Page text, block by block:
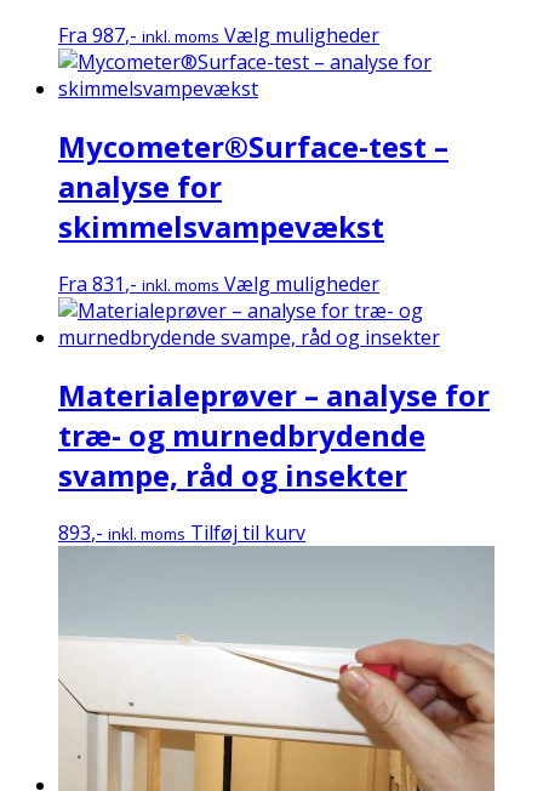
Fra 987,- inkl. moms Vælg mulighederDette
vare
varianter.
Mulighederne
vælges
på
varesiden
Mycometer®Surface-test –
analyse for
skimmelsvampevækst
Fra 831,- inkl. moms Vælg mulighederDette
vare
har
varianter.
Mulighederne
kan
vælges
på
Materialeprøver – analyse for
træ- og murnedbrydende
svampe, råd og insekter
893,- inkl. moms Tilføj til kurv